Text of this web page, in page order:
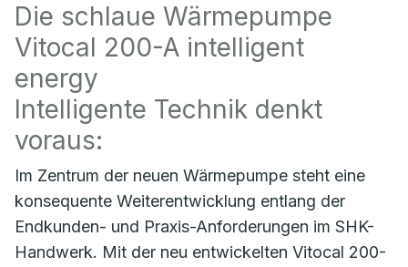
Die schlaue Wärmepumpe
Vitocal 200-A intelligent
energy
Intelligente Technik denkt
voraus:
Im Zentrum der neuen Wärmepumpe steht eine
konsequente Weiterentwicklung entlang der
Endkunden- und Praxis-Anforderungen im SHK-
Handwerk. Mit der neu entwickelten Vitocal 200-